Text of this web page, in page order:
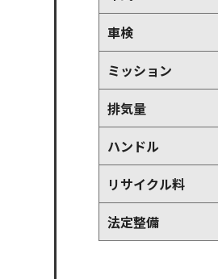
車検
ミッション
排気量
ハンドル
リサイクル料
法定整備